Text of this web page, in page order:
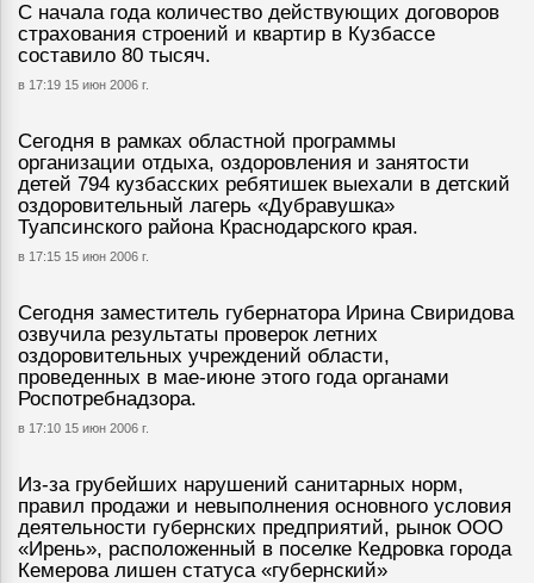
С начала года количество действующих договоров
страхования строений и квартир в Кузбассе
составило 80 тысяч.
в 17:19 15 июн 2006 г.
Сегодня в рамках областной программы
организации отдыха, оздоровления и занятости
детей 794 кузбасских ребятишек выехали в детский
оздоровительный лагерь «Дубравушка»
Туапсинского района Краснодарского края.
в 17:15 15 июн 2006 г.
Сегодня заместитель губернатора Ирина Свиридова
озвучила результаты проверок летних
оздоровительных учреждений области,
проведенных в мае-июне этого года органами
Роспотребнадзора.
в 17:10 15 июн 2006 г.
Из-за грубейших нарушений санитарных норм,
правил продажи и невыполнения основного условия
деятельности губернских предприятий, рынок ООО
«Ирень», расположенный в поселке Кедровка города
Кемерова лишен статуса «губернский»